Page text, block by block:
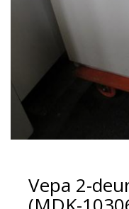
Vepa 2-